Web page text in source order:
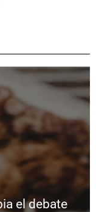
el debate